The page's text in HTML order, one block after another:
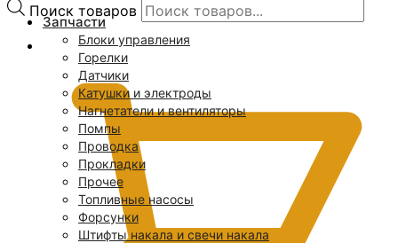
Поиск товаров
Запчасти
Блоки управления
Горелки
Датчики
Катушки и электроды
Нагнетатели и вентиляторы
Помпы
Проводка
Прокладки
Прочее
Топливные насосы
Форсунки
Штифты накала и свечи накала